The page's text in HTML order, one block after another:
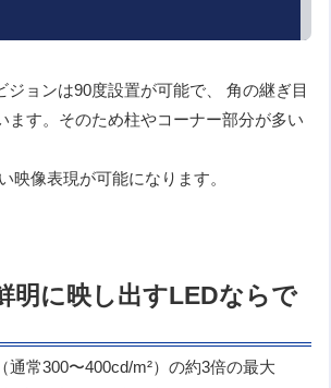
ジョンは90度設置が可能で、 角の継ぎ目
ます。そのため柱やコーナー部分が多い
映像表現が可能になります。
明に映し出すLEDならで
通常300〜400cd/m²）の約3倍の最大